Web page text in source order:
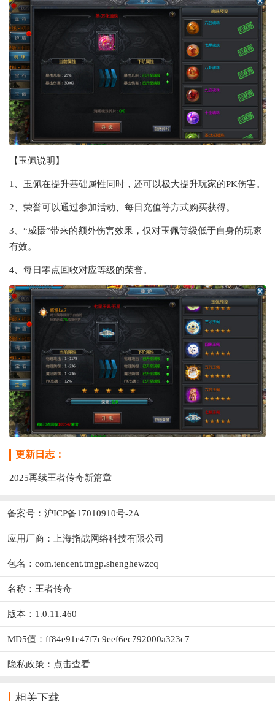
【玉佩说明】
1、玉佩在提升基础属性同时，还可以极大提升玩家的PK伤害。
2、荣誉可以通过参加活动、每日充值等方式购买获得。
3、“威慑”带来的额外伤害效果，仅对玉佩等级低于自身的玩家
有效。
4、每日零点回收对应等级的荣誉。
更新日志：
2025再续王者传奇新篇章
备案号：沪ICP备17010910号-2A
应用厂商： 上海指战网络科技有限公司
包名：com.tencent.tmgp.shenghewzcq
名称：王者传奇
版本：1.0.11.460
MD5值：ff84e91e47f7c9eef6ec792000a323c7
隐私政策： 点击查看
相关下载